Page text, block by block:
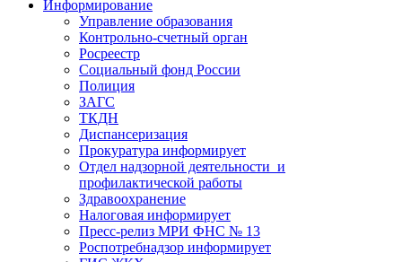
Информирование
Управление образования
Контрольно-счетный орган
Росреестр
Социальный фонд России
Полиция
ЗАГС
ТКДН
Диспансеризация
Прокуратура информирует
Отдел надзорной деятельности и
профилактической работы
Здравоохранение
Налоговая информирует
Пресс-релиз МРИ ФНС № 13
Роспотребнадзор информирует